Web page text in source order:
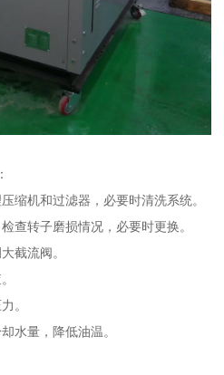
缩机和过滤器，必要时清洗系统。
查转子磨损情况，必要时更换。
截流阀。
。
水量，降低油温。